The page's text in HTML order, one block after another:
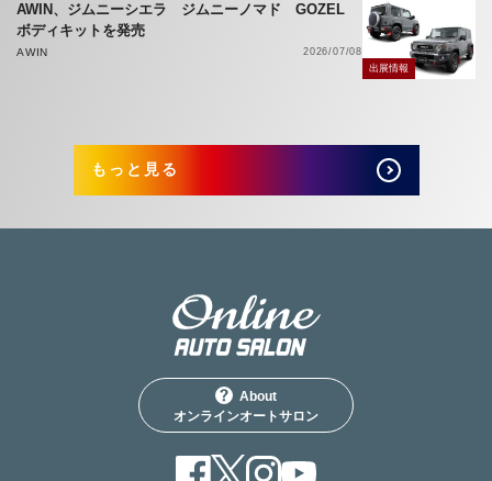
AWIN、ジムニーシエラ ジムニーノマド GOZEL
ボディキットを発売
AWIN
2026/07/08
出展情報
もっと見る
About
オンラインオートサロン